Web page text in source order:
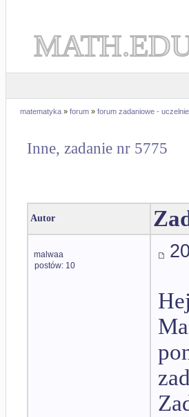
matematyka » forum » forum zadaniowe -
Inne, zadanie nr 5775
Autor
malwaa
postów: 10
Hej